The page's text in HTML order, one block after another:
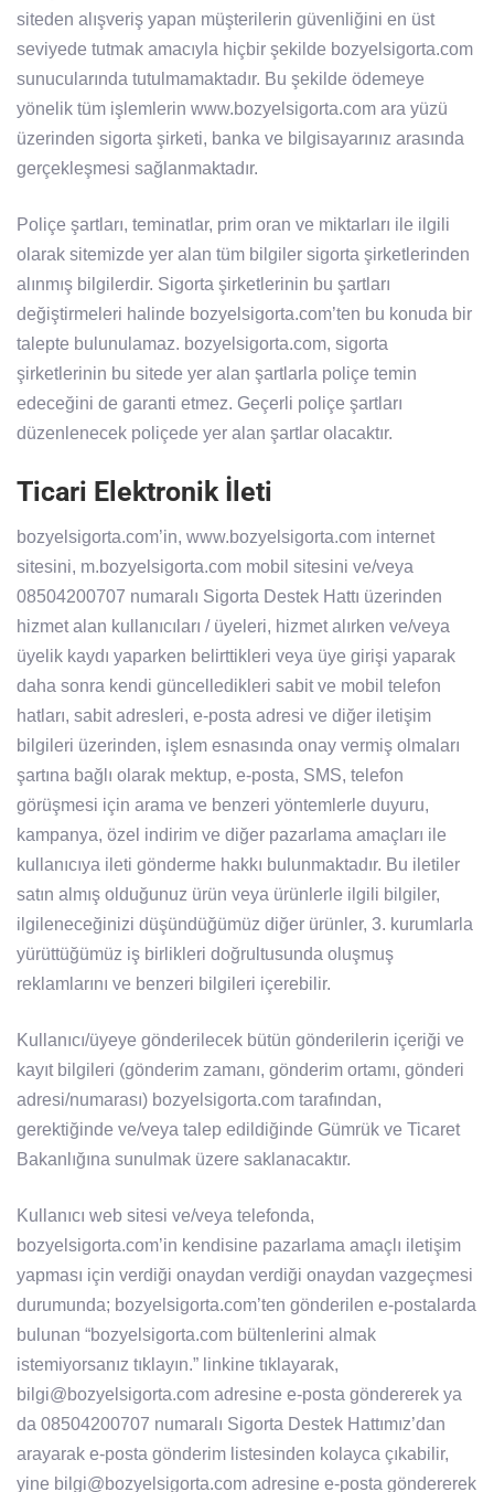
siteden alışveriş yapan müşterilerin güvenliğini en üst
seviyede tutmak amacıyla hiçbir şekilde bozyelsigorta.com
sunucularında tutulmamaktadır. Bu şekilde ödemeye
yönelik tüm işlemlerin www.bozyelsigorta.com ara yüzü
üzerinden sigorta şirketi, banka ve bilgisayarınız arasında
gerçekleşmesi sağlanmaktadır.
Poliçe şartları, teminatlar, prim oran ve miktarları ile ilgili
olarak sitemizde yer alan tüm bilgiler sigorta şirketlerinden
alınmış bilgilerdir. Sigorta şirketlerinin bu şartları
değiştirmeleri halinde bozyelsigorta.com’ten bu konuda bir
talepte bulunulamaz. bozyelsigorta.com, sigorta
şirketlerinin bu sitede yer alan şartlarla poliçe temin
edeceğini de garanti etmez. Geçerli poliçe şartları
düzenlenecek poliçede yer alan şartlar olacaktır.
Ticari Elektronik İleti
bozyelsigorta.com’in, www.bozyelsigorta.com internet
sitesini, m.bozyelsigorta.com mobil sitesini ve/veya
08504200707 numaralı Sigorta Destek Hattı üzerinden
hizmet alan kullanıcıları / üyeleri, hizmet alırken ve/veya
üyelik kaydı yaparken belirttikleri veya üye girişi yaparak
daha sonra kendi güncelledikleri sabit ve mobil telefon
hatları, sabit adresleri, e-posta adresi ve diğer iletişim
bilgileri üzerinden, işlem esnasında onay vermiş olmaları
şartına bağlı olarak mektup, e-posta, SMS, telefon
görüşmesi için arama ve benzeri yöntemlerle duyuru,
kampanya, özel indirim ve diğer pazarlama amaçları ile
kullanıcıya ileti gönderme hakkı bulunmaktadır. Bu iletiler
satın almış olduğunuz ürün veya ürünlerle ilgili bilgiler,
ilgileneceğinizi düşündüğümüz diğer ürünler, 3. kurumlarla
yürüttüğümüz iş birlikleri doğrultusunda oluşmuş
reklamlarını ve benzeri bilgileri içerebilir.
Kullanıcı/üyeye gönderilecek bütün gönderilerin içeriği ve
kayıt bilgileri (gönderim zamanı, gönderim ortamı, gönderi
adresi/numarası) bozyelsigorta.com tarafından,
gerektiğinde ve/veya talep edildiğinde Gümrük ve Ticaret
Bakanlığına sunulmak üzere saklanacaktır.
Kullanıcı web sitesi ve/veya telefonda,
bozyelsigorta.com’in kendisine pazarlama amaçlı iletişim
yapması için verdiği onaydan verdiği onaydan vazgeçmesi
durumunda; bozyelsigorta.com’ten gönderilen e-postalarda
bulunan “bozyelsigorta.com bültenlerini almak
istemiyorsanız tıklayın.” linkine tıklayarak,
bilgi@bozyelsigorta.com adresine e-posta göndererek ya
da 08504200707 numaralı Sigorta Destek Hattımız’dan
arayarak e-posta gönderim listesinden kolayca çıkabilir,
yine bilgi@bozyelsigorta.com adresine e-posta göndererek